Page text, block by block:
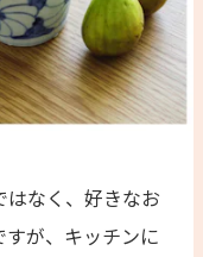
なく、好きなお
が、キッチンに